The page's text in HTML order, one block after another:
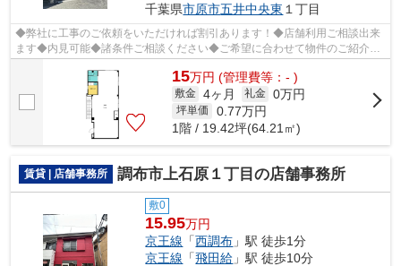
千葉県市原市五井中央東 １丁目
◆弊社に工事のご依頼をいただければ割引あります！◆店舗利用ご相談出来
ます◆内見可能◆諸条件ご相談ください◆ご希望に合わせて物件のご紹介可
能です◆業種・ご希望条件等お気軽にお問い...
15万円 (管理費等：- )
敷金 4ヶ月 礼金 0万円
坪単価 0.77万円
1階 / 19.42坪(64.21㎡)
賃貸 | 店舗事務所 調布市上石原１丁目の店舗事務所
敷0
15.95万円
京王線 「西調布 」駅 徒歩1分
京王線 「飛田給 」駅 徒歩10分